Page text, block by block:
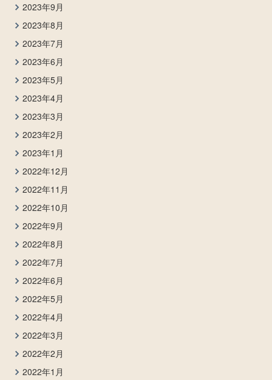
2023年9月
2023年8月
2023年7月
2023年6月
2023年5月
2023年4月
2023年3月
2023年2月
2023年1月
2022年12月
2022年11月
2022年10月
2022年9月
2022年8月
2022年7月
2022年6月
2022年5月
2022年4月
2022年3月
2022年2月
2022年1月